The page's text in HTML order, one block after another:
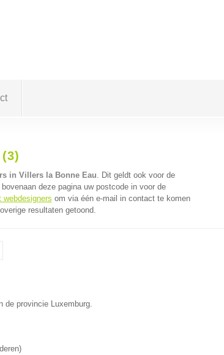
in Villers la Bonne Eau. Dit geldt ook voor de
deze pagina uw postcode in voor de
om via één e-mail in contact te komen
resultaten getoond.
de provincie Luxemburg.
)